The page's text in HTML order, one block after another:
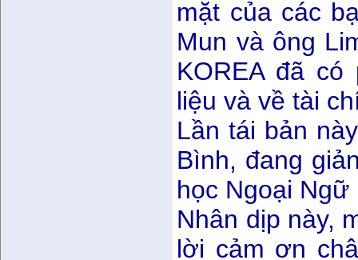
mặt của các
Mun và ông
KOREA đã
liệu và về tài
Lần tái bản
Bình, đang
học Ngoại
Nhân dịp này,
lời cảm ơn